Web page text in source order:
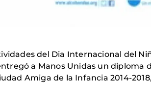
del Dia Internacional del
a Manos Unidas un diploma
Amiga de la Infancia 2014-